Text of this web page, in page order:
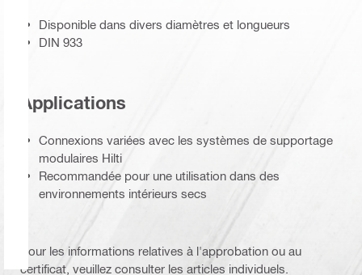
Disponible dans divers diamètres et longueurs
DIN 933
Applications
Connexions variées avec les systèmes de supportage
modulaires Hilti
Recommandée pour une utilisation dans des
environnements intérieurs secs
Pour les informations relatives à l'approbation ou au
certificat, veuillez consulter les articles individuels.